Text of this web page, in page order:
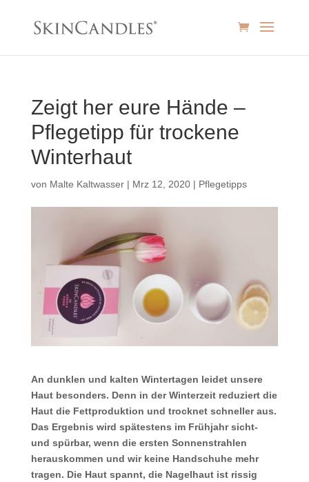
Zeigt her eure Hände –
Pflegetipp für trockene
Winterhaut
von Malte Kaltwasser| Mrz 12, 2020| Pflegetipps
An dunklen und kalten Wintertagen leidet unsere
Haut besonders. Denn in der Winterzeit reduziert die
Haut die Fettproduktion und trocknet schneller aus.
Das Ergebnis wird spätestens im Frühjahr sicht-
und spürbar, wenn die ersten Sonnenstrahlen
herauskommen und wir keine Handschuhe mehr
tragen. Die Haut spannt, die Nagelhaut ist rissig